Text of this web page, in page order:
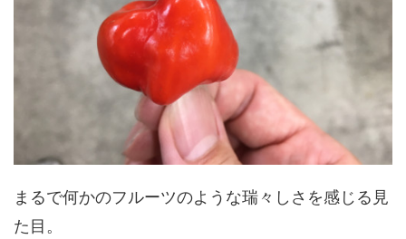
まるで何かのフルーツのような瑞々しさを感じる見
た目。